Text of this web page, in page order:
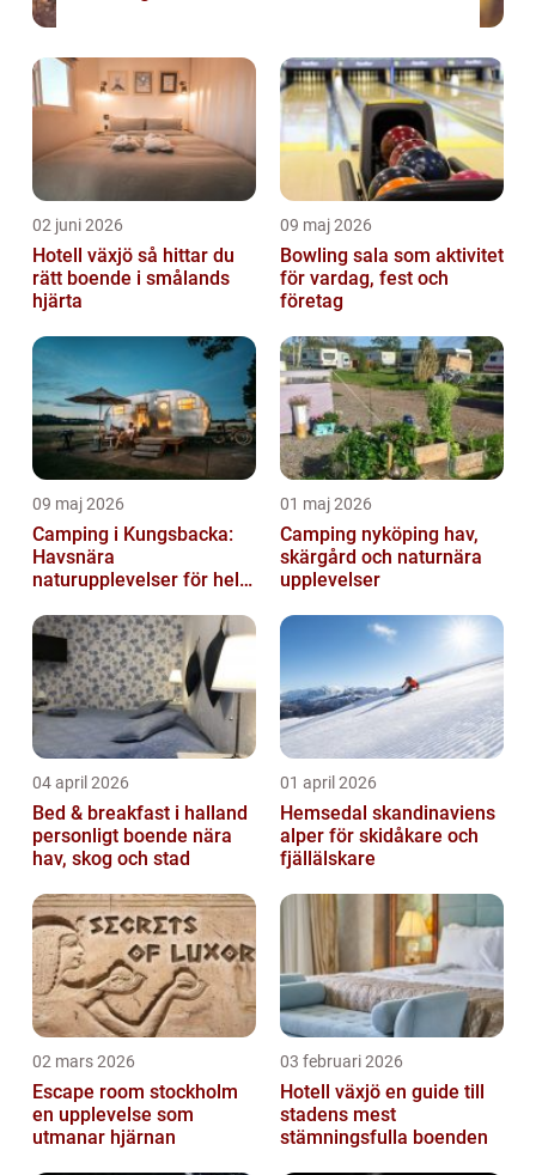
02 juni 2026
Hotell växjö så hittar du
rätt boende i smålands
hjärta
09 maj 2026
Bowling sala som aktivitet
för vardag, fest och
företag
09 maj 2026
Camping i Kungsbacka:
Havsnära
naturupplevelser för hela
01 maj 2026
Camping nyköping hav,
skärgård och naturnära
upplevelser
04 april 2026
Bed & breakfast i halland
personligt boende nära
hav, skog och stad
01 april 2026
Hemsedal skandinaviens
alper för skidåkare och
fjällälskare
02 mars 2026
Escape room stockholm
en upplevelse som
utmanar hjärnan
03 februari 2026
Hotell växjö en guide till
stadens mest
stämningsfulla boenden